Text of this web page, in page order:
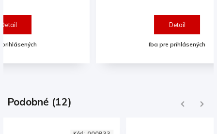
Iba pre prihlásených
Podobné (12) Previous Next